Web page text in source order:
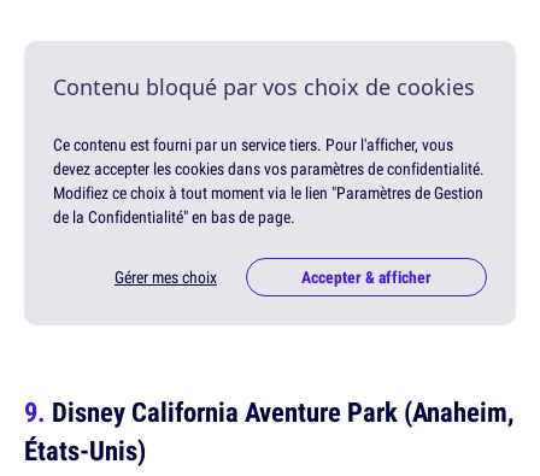
Contenu bloqué par vos choix de cookies
Ce contenu est fourni par un service tiers. Pour l'afficher, vous
devez accepter les cookies dans vos paramètres de confidentialité.
Modifiez ce choix à tout moment via le lien "Paramètres de Gestion
de la Confidentialité" en bas de page.
Gérer mes choix Accepter & afficher
Disney California Aventure Park (Anaheim,
États-Unis)